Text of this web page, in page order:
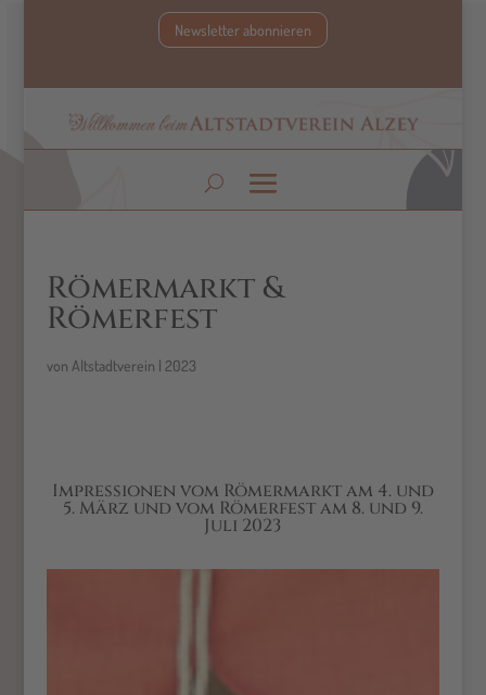
Newsletter abonnieren
Römermarkt &
Römerfest
von Altstadtverein | 2023
Impressionen vom Römermarkt am 4. und
5. März und vom Römerfest am 8. und 9.
Juli 2023